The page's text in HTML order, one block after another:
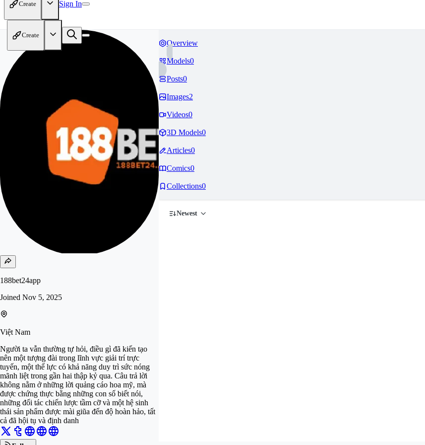
Create Sign In
Create
188bet24app
Joined Nov 5, 2025
Việt Nam
Người ta vẫn thường tự hỏi, điều gì đã kiến tạo
nên một tượng đài trong lĩnh vực giải trí trực
tuyến, một thế lực có khả năng duy trì sức nóng
mãnh liệt trong gần hai thập kỷ qua. Câu trả lời
không nằm ở những lời quảng cáo hoa mỹ, mà
được chứng thực bằng những con số biết nói,
những đối tác chiến lược tầm cỡ và một hệ sinh
thái sản phẩm được mài giũa đến độ hoàn hảo, tất
cả đã hội tụ và định danh
Overview
Models0
Posts0
Images2
Videos0
3D Models0
Articles0
Comics0
Collections0
Newest